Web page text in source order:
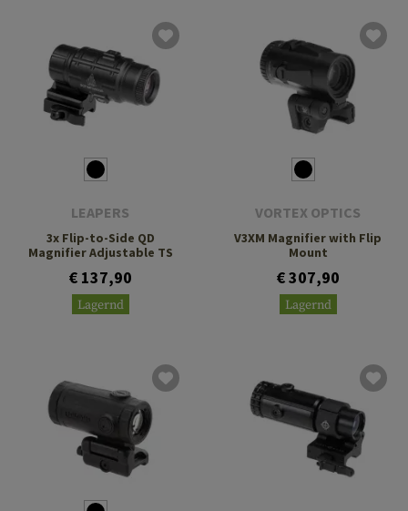
LEAPERS
3x Flip-to-Side QD
Magnifier Adjustable TS
€ 137,90
Lagernd
VORTEX OPTICS
V3XM Magnifier with Flip
Mount
€ 307,90
Lagernd